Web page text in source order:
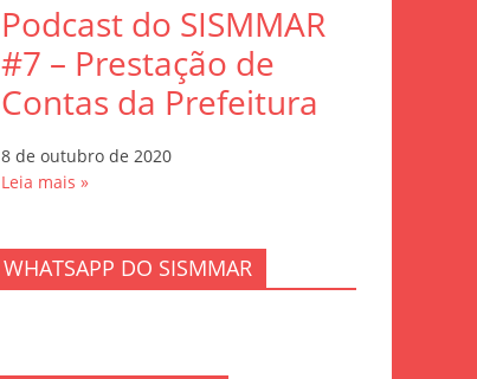
Podcast do SISMMAR
#7 – Prestação de
Contas da Prefeitura
8 de outubro de 2020
Leia mais »
WHATSAPP DO SISMMAR